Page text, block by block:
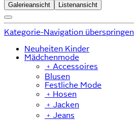
Galerieansicht Listenansicht
Kategorie-Navigation überspringen
Neuheiten Kinder
Mädchenmode
﹢ Accessoires
Blusen
Festliche Mode
﹢ Hosen
﹢ Jacken
﹢ Jeans